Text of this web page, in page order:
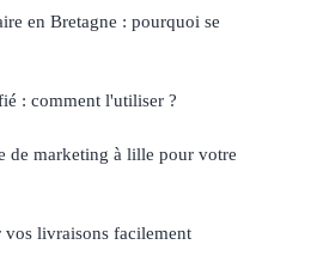
en Bretagne : pourquoi se
: comment l'utiliser ?
de marketing à lille pour votre
livraisons facilement